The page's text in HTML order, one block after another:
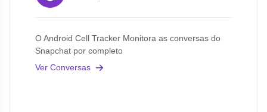
O Android Cell Tracker Monitora as conversas do
Snapchat por completo
Ver Conversas